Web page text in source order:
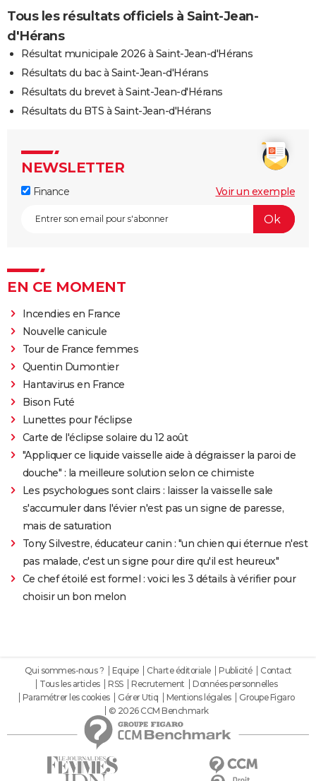
Tous les résultats officiels à Saint-Jean-
d'Hérans
Résultat municipale 2026 à Saint-Jean-d'Hérans
Résultats du bac à Saint-Jean-d'Hérans
Résultats du brevet à Saint-Jean-d'Hérans
Résultats du BTS à Saint-Jean-d'Hérans
NEWSLETTER
Finance Voir un exemple
EN CE MOMENT
Incendies en France
Nouvelle canicule
Tour de France femmes
Quentin Dumontier
Hantavirus en France
Bison Futé
Lunettes pour l'éclipse
Carte de l'éclipse solaire du 12 août
"Appliquer ce liquide vaisselle aide à dégraisser la paroi de
douche" : la meilleure solution selon ce chimiste
Les psychologues sont clairs : laisser la vaisselle sale
s'accumuler dans l'évier n'est pas un signe de paresse,
mais de saturation
Tony Silvestre, éducateur canin : "un chien qui éternue n'est
pas malade, c'est un signe pour dire qu'il est heureux"
Ce chef étoilé est formel : voici les 3 détails à vérifier pour
choisir un bon melon
Qui sommes-nous ? Equipe Charte éditoriale Publicité
Contact
Tous les articles
RSS Recrutement
Données personnelles
Paramétrer les cookies
Gérer Utiq Mentions légales
Groupe Figaro
© 2026 CCM Benchmark